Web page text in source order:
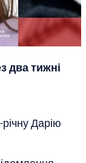
два тижні
Дарію